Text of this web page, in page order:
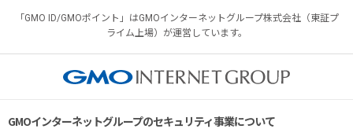
「GMO ID/GMOポイント」はGMOインターネットグループ株式会社（東証プ
ライム上場）が運営しています。
GMOインターネットグループのセキュリティ事業について